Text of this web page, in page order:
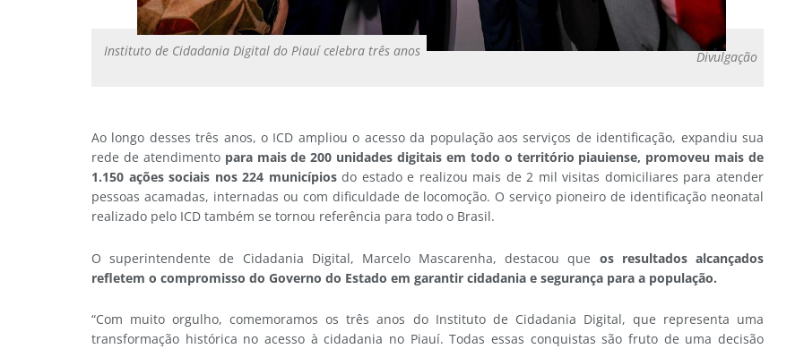
Instituto de Cidadania Digital do Piauí celebra três anos Divulgação
Ao longo desses três anos, o ICD ampliou o acesso da população aos serviços de identificação, expandiu sua
rede de atendimentopara mais de 200 unidades digitais em todo o território piauiense, promoveu mais de
1.150 ações sociais nos 224 municípiosdo estado e realizou mais de 2 mil visitas domiciliares para atender
pessoas acamadas, internadas ou com dificuldade de locomoção. O serviço pioneiro de identificação neonatal
realizado pelo ICD também se tornou referência para todo o Brasil.
O superintendente de Cidadania Digital, Marcelo Mascarenha, destacou que os resultados alcançados
refletem o compromisso do Governo do Estado em garantir cidadania e segurança para a população.
“Com muito orgulho, comemoramos os três anos do Instituto de Cidadania Digital, que representa uma
transformação histórica no acesso à cidadania no Piauí. Todas essas conquistas são fruto de uma decisão